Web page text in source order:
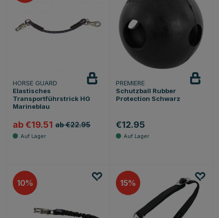
HORSE GUARD
Elastisches
Transportführstrick HG
Marineblau
ab €19.51 ab €22.95
PREMIERE
Schutzball Rubber
Protection Schwarz
€12.95
10 15